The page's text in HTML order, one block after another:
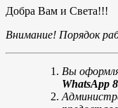
Добра Вам и Света!!!
Внимание! Порядок
Вы
WhatsApp